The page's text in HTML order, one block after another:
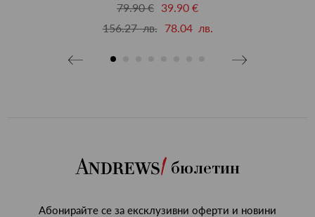
79.90 € 39.90 €
156.27 лв.
78.04 лв.
бюлетин
Абонирайте се за ексклузивни оферти и новини